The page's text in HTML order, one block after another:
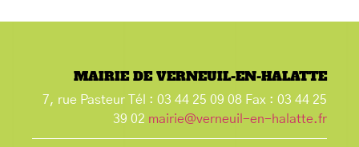
MAIRIE DE VERNEUIL-EN-HALATTE
7, rue Pasteur Tél : 03 44 25 09 08 Fax : 03 44 25
39 02 mairie@verneuil-en-halatte.fr